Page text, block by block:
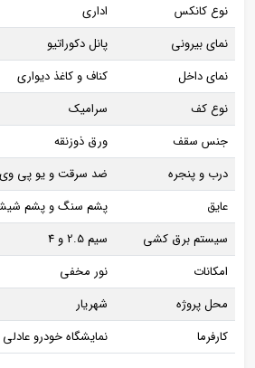
نوع کانکس
اداری
نمای بیرونی
پانل دکوراتیو
نمای داخل
کناف و کاغذ دیواری
نوع کف
سرامیک
جنس سقف
ورق ذوزنقه
درب و پنجره
ضد سرقت و یو پی
عایق
پشم سنگ و پشم
سیستم برق کشی
سیم 2.5 و 4
امکانات
نور مخفی
محل پروژه
شهریار
کارفرما
نمایشگاه خودرو عادلی